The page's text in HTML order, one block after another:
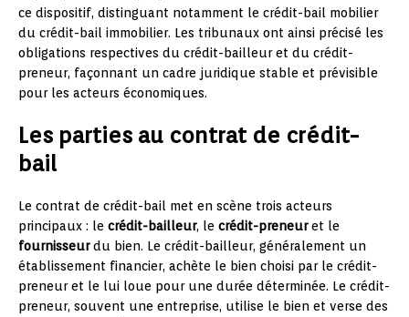
ce dispositif, distinguant notamment le crédit-bail mobilier
du crédit-bail immobilier. Les tribunaux ont ainsi précisé les
obligations respectives du crédit-bailleur et du crédit-
preneur, façonnant un cadre juridique stable et prévisible
pour les acteurs économiques.
Les parties au contrat de crédit-
bail
Le contrat de crédit-bail met en scène trois acteurs
principaux : le crédit-bailleur, le crédit-preneuret le
fournisseurdu bien. Le crédit-bailleur, généralement un
établissement financier, achète le bien choisi par le crédit-
preneur et le lui loue pour une durée déterminée. Le crédit-
preneur, souvent une entreprise, utilise le bien et verse des